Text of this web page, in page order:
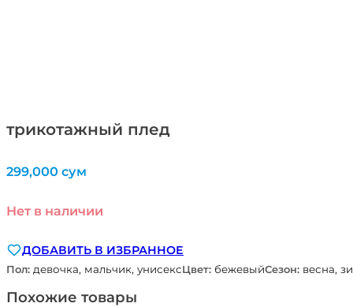
трикотажный плед
299,000 сум
Нет в наличии
ДОБАВИТЬ В ИЗБРАННОЕ
Пол: девочка, мальчик, унисексЦвет: бежевыйСезон: весна,
Похожие товары